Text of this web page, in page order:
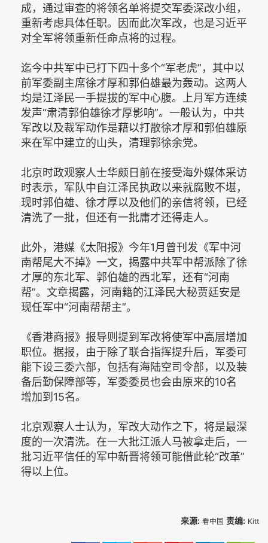
成，通过审查的将领名单将提交军委深改小组，
重新考虑具体任职。因而此次军改，也是习近平
对全军将领重新任命点将的过程。
迄今中共军中已打下四十多个“军老虎”，其中以
前军委副主席徐才厚和郭伯雄最为轰动。这两人
均是江泽民一手提拔的军中心腹。上月军方连续
发声“肃清郭伯雄徐才厚影响”。一般认为，中共
军改以及裁军动作是藉以打散徐才厚和郭伯雄原
来在军中建立的山头，清理郭徐余党。
北京时政观察人士华颇日前在接受海外媒体采访
时表示，军队中自江泽民执政以来就腐败不堪，
现时郭伯雄、徐才厚以及他们的亲信将领，已经
清洗了一批，但还有一批庸才还得走人。
此外，港媒《太阳报》今年1月曾刊发《军中河
南帮尾大不掉》一文，揭露中共军中帮派除了徐
才厚的东北军、郭伯雄的西北军，还有“河南
帮”。文章揭露，河南籍的江泽民大秘贾廷安是
现任军中“河南帮帮主”。
《香港商报》报导则提到军改将使军中高层增加
职位。据报，由于除了联合指挥提升后，军委可
能下设三委六部，包括有海陆空司令部，以及装
备后勤保障部等，军委委员也会由原来的10名
增加到15名。
北京观察人士认为，军改大动作之下，将是最深
度的一次清洗。在一大批江派人马被拿走后，一
批习近平信任的军中新晋将领可能借此轮“改革”
得以上位。
来源: 看中国 责编: Kitt